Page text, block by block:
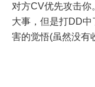
对方CV优先攻击你
大事，但是打DD
害的觉悟(虽然没有